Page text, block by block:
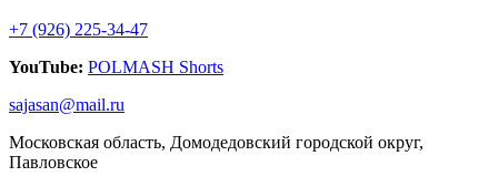
+7 (926) 225-34-47
YouTube: POLMASH Shorts
sajasan@mail.ru
Московская область, Домодедовский городской округ,
Павловское